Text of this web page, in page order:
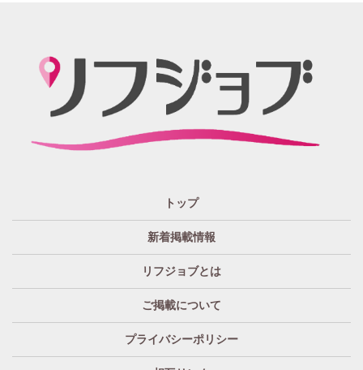
紙面媒体スポーツ紙のあの広告求人情報から意味深長な
広告!?まで興味のある方もただ眺めてるだけ、という通り
すがりの方へも！もっとkhaosな情報たちを掲載する場所
が欲しい！というお客様の要望を実現、もっと広く発信
に、リフジョブは地域情報発信サービスを2016年10月よ
り開始いたしました。
「リフジョブ」は無料広告？
いいえ、リフジョブは収益広告として運営されておりま
「リフジョブ」へはどのぐらいのアクセスがある
求人情報はもちろん、地域密着型広告や特殊な広告まで
トップ
新着掲載情報
リフジョブとは
ご掲載について
プライバシーポリシー